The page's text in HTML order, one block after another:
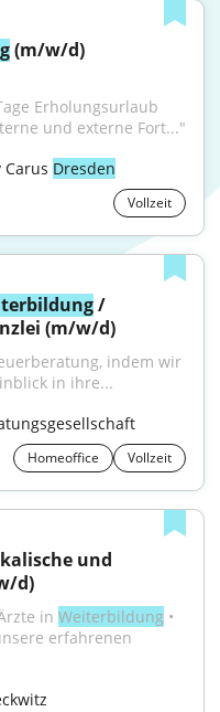
(m/w/d)
und externe Fort..."
Dresden
Vollzeit
/
(m/w/d)
indem wir
in ihre...
Homeoffice Vollzeit
und
d)
in Weiterbildung •
erfahrenen